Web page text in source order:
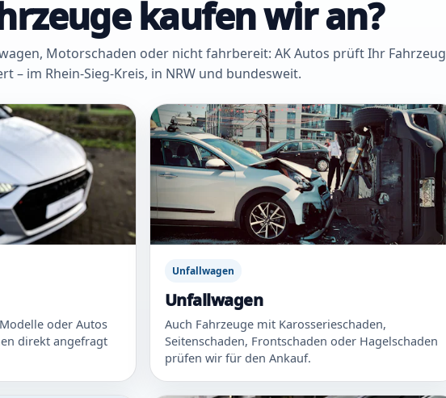
kaufen wir an?
Motorschaden oder nicht fahrbereit: AK Autos prüft Ihr Fahrzeug
– im Rhein-Sieg-Kreis, in NRW und bundesweit.
oder Autos
direkt angefragt
Unfallwagen
Unfallwagen
Auch Fahrzeuge mit Karosserieschaden,
Seitenschaden, Frontschaden oder Hagelschaden
prüfen wir für den Ankauf.